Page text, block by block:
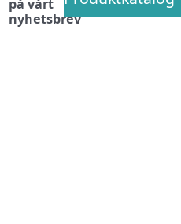
på vårt
nyhetsbrev